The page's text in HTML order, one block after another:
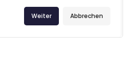
Abbrechen
Weiter